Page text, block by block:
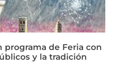
programa de Feria con
y la tradición